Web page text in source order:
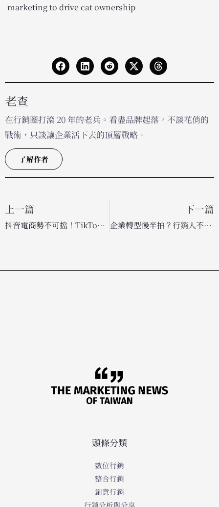
marketing to drive cat ownership
老查
在行銷圈打滾 20 年的老兵。看盡品牌起落，不談花俏的
戰術，只談讓企業活下去的頂層戰略。
了解作者
上一篇
抖音電商勢不可擋！TikTok Shop 美國小企業銷售額 2025 年大增 66%
下一篇
企業轉型慢半拍？行銷人不能等！搶先佈局 AI 掌握職場競爭力
頭條分類
數位行銷
整合行銷
創意行銷
行銷分析與分享